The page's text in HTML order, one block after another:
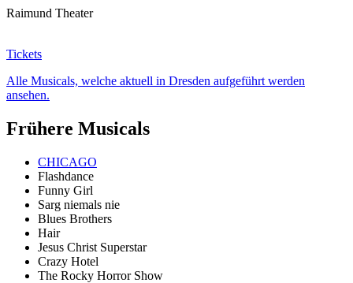
Raimund Theater
Tickets
Alle Musicals, welche aktuell in Dresden aufgeführt werden
ansehen.
Frühere Musicals
CHICAGO
Flashdance
Funny Girl
Sarg niemals nie
Blues Brothers
Hair
Jesus Christ Superstar
Crazy Hotel
The Rocky Horror Show